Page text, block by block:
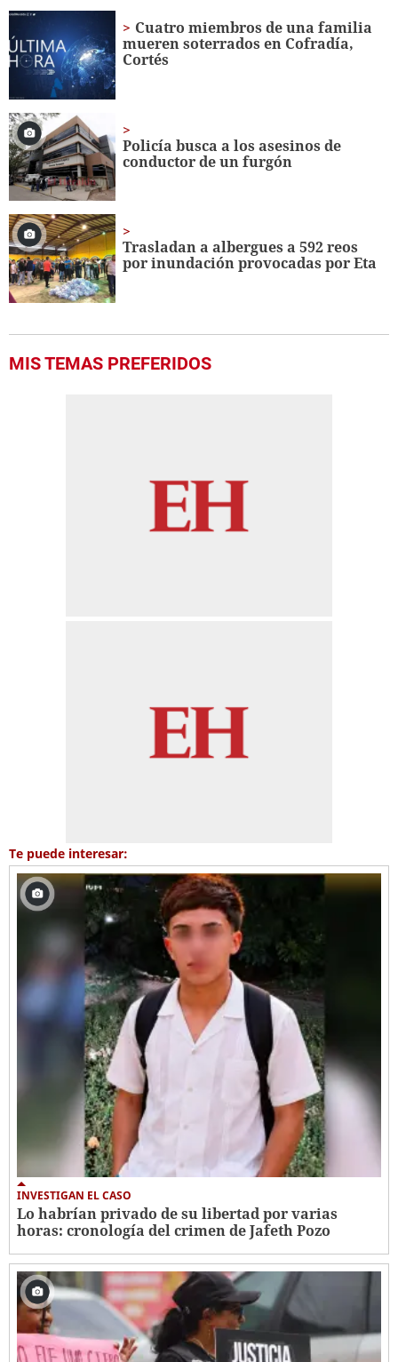
15
seconds
Cuatro miembros de una familia
mueren soterrados en Cofradía,
Cortés
Policía busca a los asesinos de
conductor de un furgón
Trasladan a albergues a 592 reos
por inundación provocadas por Eta
MIS TEMAS PREFERIDOS
Te puede interesar:
INVESTIGAN EL CASO
Lo habrían privado de su libertad por varias
horas: cronología del crimen de Jafeth Pozo